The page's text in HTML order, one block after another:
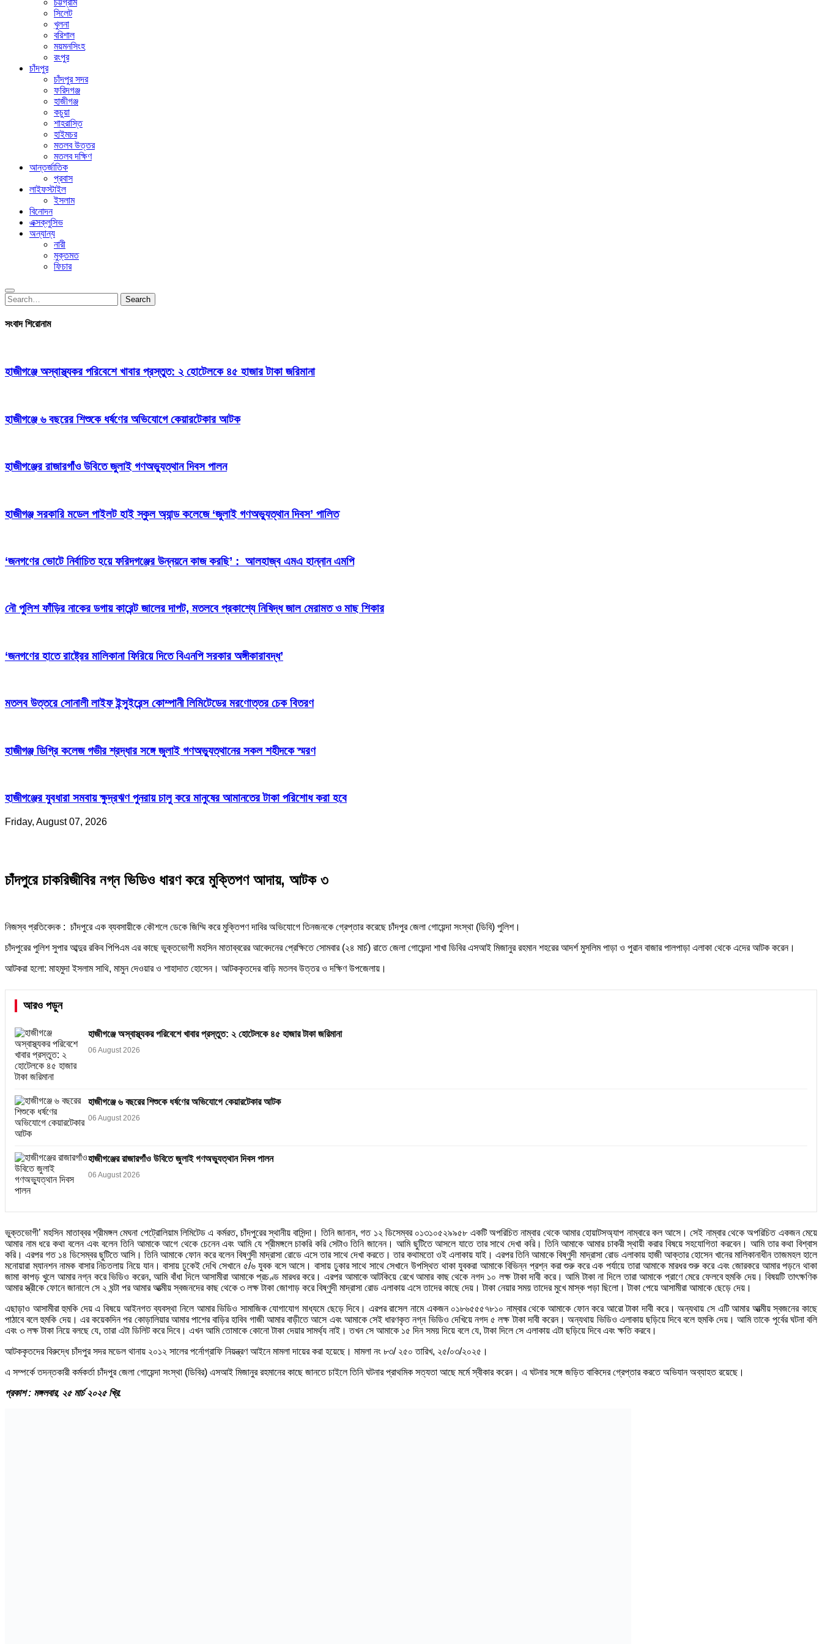
চট্টগ্রাম
সিলেট
খুলনা
বরিশাল
ময়মনসিংহ
রংপুর
চাঁদপুর
চাঁদপুর সদর
ফরিদগঞ্জ
হাজীগঞ্জ
কচুয়া
শাহরাস্তি
হাইমচর
মতলব উত্তর
মতলব দক্ষিণ
আন্তর্জাতিক
প্রবাস
লাইফস্টাইল
ইসলাম
বিনোদন
এক্সক্লুসিভ
অন্যান্য
নারী
মুক্তমত
ফিচার
Search
for:
Search
সংবাদ শিরোনাম
হাজীগঞ্জে অস্বাস্থ্যকর পরিবেশে খাবার প্রস্তুত: ২ হোটেলকে ৪৫ হাজার টাকা জরিমানা
হাজীগঞ্জে ৬ বছরের শিশুকে ধর্ষণের অভিযোগে কেয়ারটেকার আটক
হাজীগঞ্জের রাজারগাঁও উবিতে জুলাই গণঅভ্যুত্থান দিবস পালন
হাজীগঞ্জ সরকারি মডেল পাইলট হাই স্কুল অ্যান্ড কলেজে ‘জুলাই গণঅভ্যুত্থান দিবস’ পালিত
‘জনগণের ভোটে নির্বাচিত হয়ে ফরিদগঞ্জের উন্নয়নে কাজ করছি’ : আলহাজ্ব এমএ হান্নান এমপি
নৌ পুলিশ ফাঁড়ির নাকের ডগায় কারেন্ট জালের দাপট, মতলবে প্রকাশ্যে নিষিদ্ধ জাল মেরামত ও মাছ শিকার
‘জনগণের হাতে রাষ্ট্রের মালিকানা ফিরিয়ে দিতে বিএনপি সরকার অঙ্গীকারাবদ্ধ’
মতলব উত্তরে সোনালী লাইফ ইন্সুইরেন্স কোম্পানী লিমিটেডের মরণোত্তর চেক বিতরণ
হাজীগঞ্জ ডিগ্রি কলেজ গভীর শ্রদ্ধার সঙ্গে জুলাই গণঅভ্যুত্থানের সকল শহীদকে স্মরণ
হাজীগঞ্জের যুবধারা সমবায় ক্ষুদ্রঋণ পুনরায় চালু করে মানুষের আমানতের টাকা পরিশোধ করা হবে
Friday, August 07, 2026
চাঁদপুরে চাকরিজীবির নগ্ন ভিডিও ধারণ করে মুক্তিপণ আদায়, আটক ৩
নিজস্ব প্রতিবেদক : চাঁদপুরে এক ব্যবসায়ীকে কৌশলে ডেকে জিম্মি করে মুক্তিপণ দাবির অভিযোগে তিনজনকে গ্রেপ্তার করেছে চাঁদপুর জেলা গোয়েন্দা সংস্থা (ডিবি) পুলিশ।
চাঁদপুরের পুলিশ সুপার আব্দুর রকিব পিপিএম এর কাছে ভুক্তভোগী মহসিন মাতাব্বরের আবেদনের প্রেক্ষিতে সোমবার (২৪ মার্চ) রাতে জেলা গোয়েন্দা শাখা ডিবির এসআই মিজানুর রহমান শহরের আদর্শ মুসলিম পাড়া ও পুরান বাজার পালপাড়া এলাকা থেকে এদের আটক করেন।
আটকরা হলো: মাহমুদা ইসলাম সাথি, মামুন দেওয়ার ও শাহাদাত হোসেন। আটককৃতদের বাড়ি মতলব উত্তর ও দক্ষিণ উপজেলায়।
আরও পড়ুন
হাজীগঞ্জে অস্বাস্থ্যকর পরিবেশে খাবার প্রস্তুত: ২ হোটেলকে ৪৫ হাজার টাকা জরিমানা
06 August 2026
হাজীগঞ্জে ৬ বছরের শিশুকে ধর্ষণের অভিযোগে কেয়ারটেকার আটক
06 August 2026
হাজীগঞ্জের রাজারগাঁও উবিতে জুলাই গণঅভ্যুত্থান দিবস পালন
06 August 2026
ভুক্তভোগী’ মহসিন মাতাব্বর শ্রীমঙ্গল মেঘনা পেট্রোলিয়াম লিমিটেড এ কর্মরত, চাঁদপুরের স্থানীয় বাসিন্দা। তিনি জানান, গত ১২ ডিসেম্বর ০১৩১০৫২৯৯৫৮ একটি অপরিচিত নাম্বার থেকে আমার হোয়াটসঅ্যাপ নাম্বারে কল আসে। সেই নাম্বার থেকে অপরিচিত একজন মেয়ে
আমার নাম ধরে কথা বলেন এবং বলেন তিনি আমাকে আগে থেকে চেনেন এবং আমি যে শ্রীমঙ্গলে চাকরি করি সেটাও তিনি জানেন। আমি ছুটিতে আসলে যাতে তার সাথে দেখা করি। তিনি আমাকে আমার চাকরী স্থায়ী করার বিষয়ে সহযোগিতা করবেন। আমি তার কথা বিশ্বাস
করি। এরপর গত ১৪ ডিসেম্বর ছুটিতে আসি। তিনি আমাকে ফোন করে বলেন বিষ্ণুদী মাদ্রাসা রোডে এসে তার সাথে দেখা করতে। তার কথামতো ওই এলাকায় যাই। এরপর তিনি আমাকে বিষ্ণুদী মাদ্রাসা রোড এলাকায় হাজী আক্তার হোসেন খানের মালিকানাধীন তাজমহল হালে
মনোয়ারা ম্যানশন নামক বাসার নিচতলায় নিয়ে যান। বাসায় ঢুকেই দেখি সেখানে ৫/৬ যুবক বসে আসে। বাসায় ঢুকার সাথে সাথে সেখানে উপস্থিত থাকা যুবকরা আমাকে বিভিন্ন প্রশ্ন করা শুরু করে এক পর্যায়ে তারা আমাকে মারধর শুরু করে এবং জোরকরে আমার পড়নে থাকা
জামা কাপড় খুলে আমার নগ্ন করে ভিডিও করেন, আমি বাঁধা দিলে আসামীরা আমাকে প্রচণ্ড মারধর করে। এরপর আমাকে আটকিয়ে রেখে আমার কাছ থেকে নগদ ১০ লক্ষ টাকা দাবী করে। আমি টাকা না দিলে তারা আমাকে প্রাণে মেরে ফেলবে হুমকি দেয়। বিষয়টি তাৎক্ষণিক
আমার স্ত্রীকে ফোনে জানালে সে ২ ঘন্টা পর আমার আত্মীয় স্বজনদের কাছ থেকে ৩ লক্ষ টাকা জোগাড় করে বিষ্ণুদী মাদ্রাসা রোড এলাকায় এসে তাদের কাছে দেয়। টাকা নেয়ার সময় তাদের মুখে মাস্ক পড়া ছিলো। টাকা পেয়ে আসামীরা আমাকে ছেড়ে দেয়।
এছাড়াও আসামীরা হুমকি দেয় এ বিষয়ে আইনগত ব্যবস্থা নিলে আমার ভিডিও সামাজিক যোগাযোগ মাধ্যমে ছেড়ে দিবে। এরপর রাসেল নামে একজন ০১৮৬৫৫৫৭৮১০ নাম্বার থেকে আমাকে ফোন করে আরো টাকা দাবী করে। অন্যথায় সে এটি আমার আত্মীয় স্বজনের কাছে
পাঠাবে বলে হুমকি দেয়। এর কয়েকদিন পর কোড়ালিয়ার আমার পাশের বাড়ির হাবিব গাজী আমার বাড়ীতে আসে এবং আমাকে সেই ধারণকৃত নগ্ন ভিডিও দেখিয়ে নগদ ৫ লক্ষ টাকা দাবী করেন। অন্যথায় ভিডিও এলাকায় ছড়িয়ে দিবে বলে হুমকি দেয়। আমি তাকে পূর্বের ঘটনা বলি
এবং ৩ লক্ষ টাকা নিয়ে বলছে যে, তারা এটা ডিলিট করে দিবে। এখন আমি তোমাকে কোনো টাকা দেয়ার সামর্থ্য নাই। তখন সে আমাকে ১৫ দিন সময় দিয়ে বলে যে, টাকা দিলে সে এলাকায় এটা ছড়িয়ে দিবে এবং ক্ষতি করবে।
আটককৃতদের বিরুদ্ধে চাঁদপুর সদর মডেল থানায় ২০১২ সালের পর্নোগ্রাফি নিয়ন্ত্রণ আইনে মামলা দায়ের করা হয়েছে। মামলা নং ৮৩/ ২৫০ তারিখ, ২৫/০৩/২০২৫।
এ সম্পর্কে তদন্তকারী কর্মকর্তা চাঁদপুর জেলা গোয়েন্দা সংস্থা (ডিবির) এসআই মিজানুর রহমানের কাছে জানতে চাইলে তিনি ঘটনার প্রাথমিক সত্যতা আছে মর্মে স্বীকার করেন। এ ঘটনার সঙ্গে জড়িত বাকিদের গ্রেপ্তার করতে অভিযান অব্যাহত রয়েছে।
প্রকাশ : মঙ্গলবার, ২৫ মার্চ ২০২৫ খ্রি.